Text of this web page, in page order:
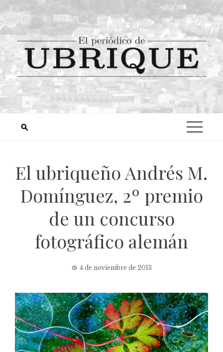
El ubriqueño Andrés M.
Domínguez, 2º premio
de un concurso
fotográfico alemán
4 de noviembre de 2013